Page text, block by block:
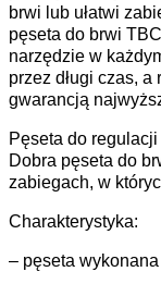
brwi lub ułatwi
pęseta do brwi
narzędzie w
przez długi czas,
gwarancją
Pęseta do
Dobra pęseta do
zabiegach, w
Charakterystyka:
– pęseta